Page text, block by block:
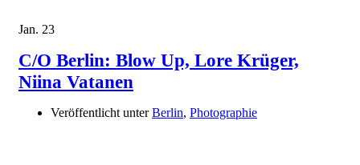
Jan. 23
C/O Berlin: Blow Up, Lore Krüger,
Niina Vatanen
Veröffentlicht unterBerlin, Photographie